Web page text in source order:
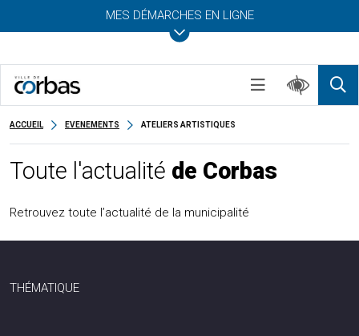
MES DÉMARCHES EN LIGNE
ACCUEIL EVENEMENTS ATELIERS ARTISTIQUES
Toute l'actualité de Corbas
Retrouvez toute l’actualité de la municipalité
THÉMATIQUE